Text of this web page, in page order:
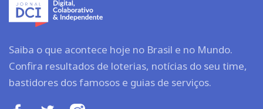
Saiba o que acontece hoje no Brasil e no Mundo.
Confira resultados de loterias, notícias do seu time,
bastidores dos famosos e guias de serviços.